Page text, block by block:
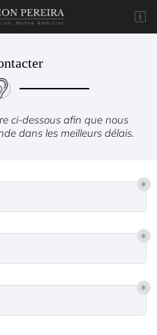

ci-dessous afin que nous
dans les meilleurs délais.